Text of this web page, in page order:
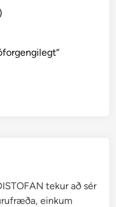
q
.
tekur að sér
einkum